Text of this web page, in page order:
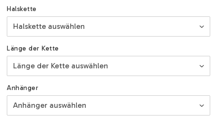
Halskette
Länge der Kette
Anhänger